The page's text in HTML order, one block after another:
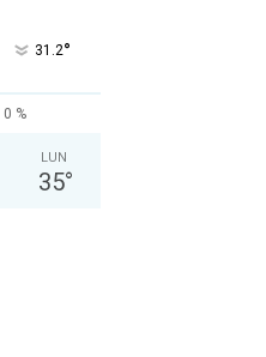
31.2°
0 %
LUN
35°